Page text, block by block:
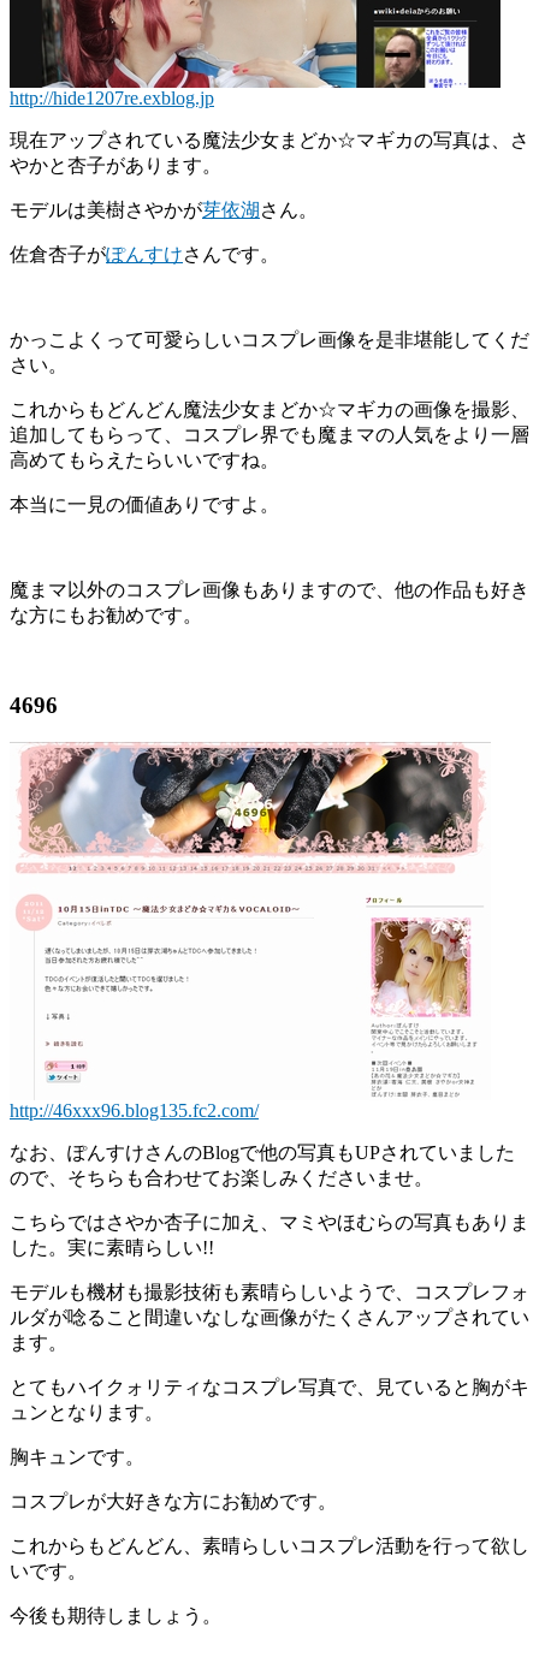
http://hide1207re.exblog.jp
現在アップされている魔法少女まどか☆マギカの写真は、さ
やかと杏子があります。
モデルは美樹さやかが芽依湖 さん。
佐倉杏子がぽんすけさんです。
かっこよくって可愛らしいコスプレ画像を是非堪能してくだ
さい。
これからもどんどん魔法少女まどか☆マギカの画像を撮影、
追加してもらって、コスプレ界でも魔まマの人気をより一層
高めてもらえたらいいですね。
本当に一見の価値ありですよ。
魔まマ以外のコスプレ画像もありますので、他の作品も好き
な方にもお勧めです。
4696
http://46xxx96.blog135.fc2.com/
なお、ぽんすけさんのBlogで他の写真もUPされていました
ので、そちらも合わせてお楽しみくださいませ。
こちらではさやか杏子に加え、マミやほむらの写真もありま
した。実に素晴らしい!!
モデルも機材も撮影技術も素晴らしいようで、コスプレフォ
ルダが唸ること間違いなしな画像がたくさんアップされてい
ます。
とてもハイクォリティなコスプレ写真で、見ていると胸がキ
ュンとなります。
胸キュンです。
コスプレが大好きな方にお勧めです。
これからもどんどん、素晴らしいコスプレ活動を行って欲し
いです。
今後も期待しましょう。